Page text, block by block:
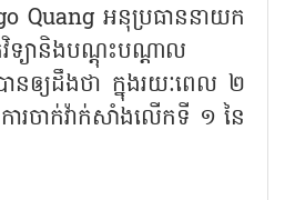
Quang អនុប្រធាននាយក
កវិទ្យានិងបណ្តុះបណ្តាល
ឲ្យដឹងថា ក្នុងរយៈពេល ២
ារចាក់វ៉ាក់សាំងលើកទី ១ នៃ